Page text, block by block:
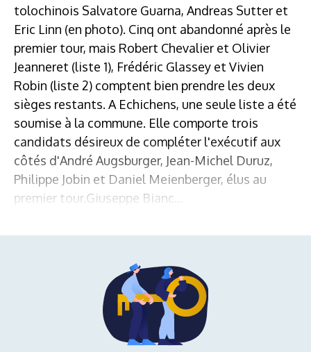
tolochinois Salvatore Guarna, Andreas Sutter et
Eric Linn (en photo). Cinq ont abandonné après le
premier tour, mais Robert Chevalier et Olivier
Jeanneret (liste 1), Frédéric Glassey et Vivien
Robin (liste 2) comptent bien prendre les deux
sièges restants. A Echichens, une seule liste a été
soumise à la commune. Elle comporte trois
candidats désireux de compléter l'exécutif aux
côtés d'André Augsburger, Jean-Michel Duruz,
Philippe Jobin et Daniel Meienberger, élus au
premier tour.Giuseppe Bianc...